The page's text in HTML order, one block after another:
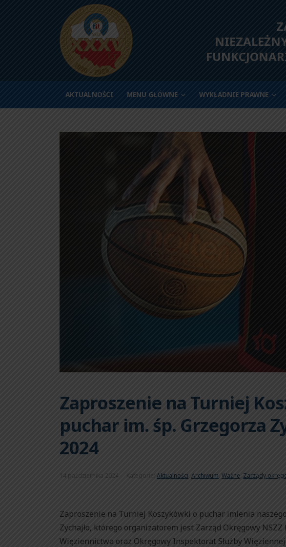
AKTUALNOŚCI MENU GŁÓWNE WYKŁADNIE PRAWNE
Zaproszenie na Turniej
puchar im. śp. Grzegorza
2024
14 października 2024 Kategorie: Aktualności, Archiwum, Ważne, Zarządy
Zaproszenie na Turniej Koszykówki o puchar imienia
Zychajło, którego organizatorem jest Zarząd Okręgowy
Więziennictwa oraz Okręgowy Inspektorat Służby